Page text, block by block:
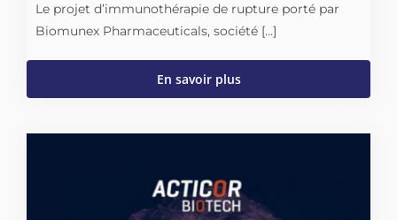
Le projet d’immunothérapie de rupture porté par
Biomunex Pharmaceuticals, société […]
En savoir plus